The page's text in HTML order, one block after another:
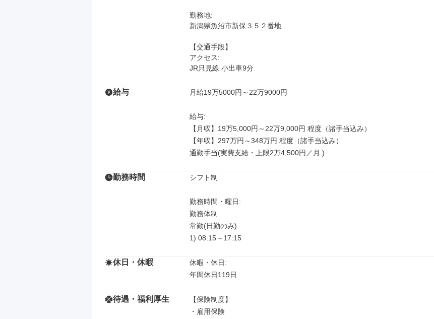
勤務地:
新潟県魚沼市新保３５２番地
【交通手段】
アクセス:
JR只見線 小出車9分
給与 月給19万5000円～22万9000円
給与:
【月収】19万5,000円～22万9,000円 程度（諸手当込み）
【年収】297万円～348万円 程度（諸手当込み）
通勤手当(実費支給・上限2万4,500円／月 )
勤務時間 シフト制
勤務時間・曜日:
勤務体制
常勤(日勤のみ)
1) 08:15～17:15
休日・休暇
休暇・休日:
年間休日119日
待遇・福利厚生
【保険制度】
・雇用保険